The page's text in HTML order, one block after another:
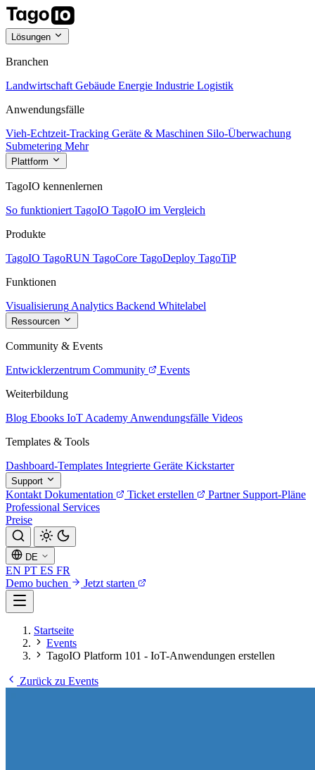
Lösungen
Branchen
Landwirtschaft Gebäude Energie Industrie Logistik
Anwendungsfälle
Vieh-Echtzeit-Tracking Geräte & Maschinen Silo-Überwachung
Submetering Mehr
Plattform
TagoIO kennenlernen
So funktioniert TagoIO TagoIO im Vergleich
Produkte
TagoIO TagoRUN TagoCore TagoDeploy TagoTiP
Funktionen
Visualisierung Analytics Backend Whitelabel
Ressourcen
Community & Events
Entwicklerzentrum Community
Events
Weiterbildung
Blog Ebooks IoT Academy Anwendungsfälle Videos
Templates & Tools
Dashboard-Templates Integrierte Geräte Kickstarter
Support
Kontakt Dokumentation Ticket erstellen Partner Support-Pläne
Professional Services
Preise
DE
EN PT ES FR
Demo buchen
Jetzt starten
Startseite
Events
TagoIO Platform 101 - IoT-Anwendungen erstellen
Zurück zu Events